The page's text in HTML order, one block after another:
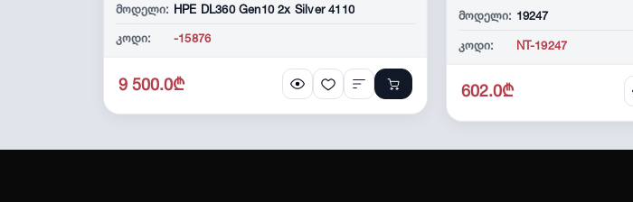
მოდელი: HPE DL360 Gen10 2x Silver 4110
კოდი: -15876
9 500.0₾
მოდელი: 19247
კოდი: NT-19247
602.0₾